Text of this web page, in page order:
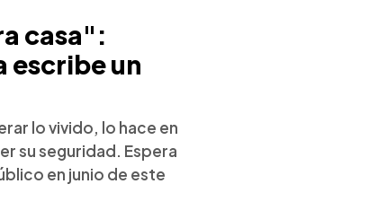
casa":
escribe un
lo vivido, lo hace en
su seguridad. Espera
en junio de este